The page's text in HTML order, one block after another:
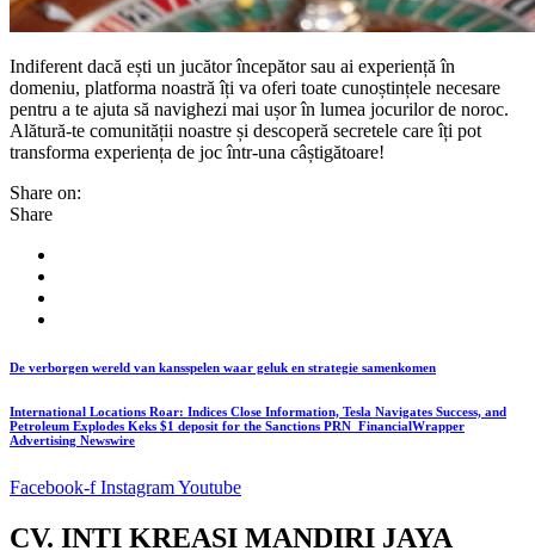
Indiferent dacă ești un jucător începător sau ai experiență în
domeniu, platforma noastră îți va oferi toate cunoștințele necesare
pentru a te ajuta să navighezi mai ușor în lumea jocurilor de noroc.
Alătură-te comunității noastre și descoperă secretele care îți pot
transforma experiența de joc într-una câștigătoare!
Share on:
Share
De verborgen wereld van kansspelen waar geluk en strategie samenkomen
International Locations Roar: Indices Close Information, Tesla Navigates Success, and
Petroleum Explodes Keks $1 deposit for the Sanctions PRN_FinancialWrapper
Advertising Newswire
Facebook-f InstagramYoutube
CV. INTI KREASI MANDIRI JAYA